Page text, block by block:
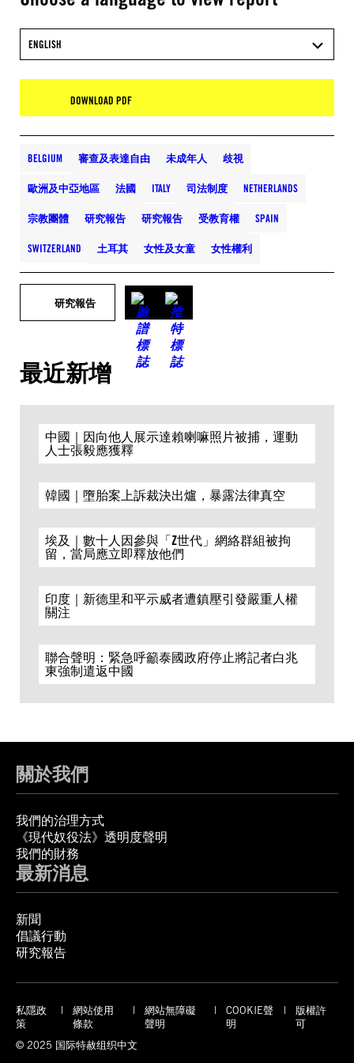
ENGLISH
DOWNLOAD PDF
BELGIUM 審查及表達自由 未成年人 歧視
歐洲及中亞地區 法國 ITALY 司法制度 NETHERLANDS
宗教團體 研究報告 研究報告 受教育權 SPAIN
SWITZERLAND 土耳其 女性及女童 女性權利
研究報告
最近新增
中國｜因向他人展示達賴喇嘛照片被捕，運動
人士張毅應獲釋
韓國｜墮胎案上訴裁決出爐，暴露法律真空
埃及｜數十人因參與「Z世代」網絡群組被拘
留，當局應立即釋放他們
印度｜新德里和平示威者遭鎮壓引發嚴重人權
關注
聯合聲明：緊急呼籲泰國政府停止將記者白兆
東強制遣返中國
關於我們
我們的治理方式
《現代奴役法》透明度聲明
我們的財務
最新消息
新聞
倡議行動
研究報告
私隱政
策
網站使用
條款
網站無障礙
聲明
COOKIE聲
明
版權許
可
© 2025 国际特赦组织中文